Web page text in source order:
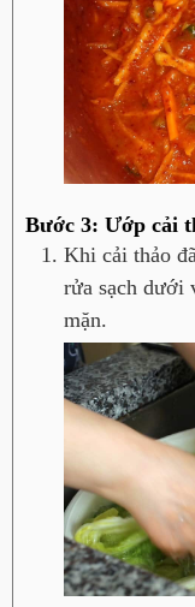
Bước 3: Ướp cải
Khi cải thảo
rửa sạch dưới
mặn.